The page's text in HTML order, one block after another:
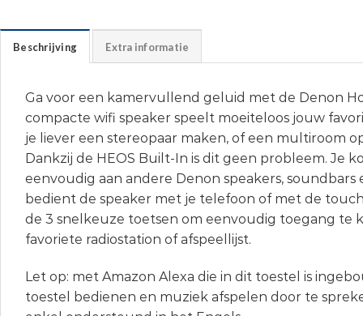
Beschrijving Extra informatie
Ga voor een kamervullend geluid met de Denon
compacte wifi speaker speelt moeiteloos jouw
je liever een stereopaar maken, of een multiroom
Dankzij de HEOS Built-In is dit geen probleem. Je
eenvoudig aan andere Denon speakers, soundbars
bedient de speaker met je telefoon of met de
de 3 snelkeuze toetsen om eenvoudig toegang te
favoriete radiostation of afspeellijst.
Let op: met Amazon Alexa die in dit toestel is
toestel bedienen en muziek afspelen door te